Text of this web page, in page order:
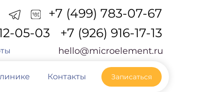
+7 (499) 783-07-67
05-03
+7 (926) 916-17-13
hello@microelement.ru
Контакты Записаться